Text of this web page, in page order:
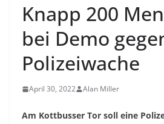
Knapp 200
bei Demo
Polizeiwache
April 30, 2022 Alan Miller
Am Kottbusser Tor soll eine